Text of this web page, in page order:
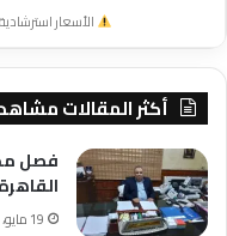
الأسعار
أكثر المقالات
فصل
19 مايو، 2026